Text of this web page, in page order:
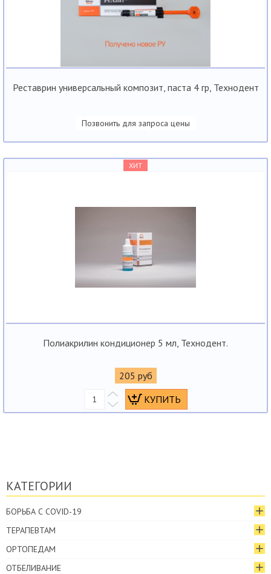
Реставрин универсальный композит, паста 4 гр, Технодент
Позвонить для запроса цены
ХИТ
Полиакрилин кондиционер 5 мл, Технодент.
205 руб
КАТЕГОРИИ
БОРЬБА С COVID-19
ТЕРАПЕВТАМ
ОРТОПЕДАМ
ОТБЕЛИВАНИЕ